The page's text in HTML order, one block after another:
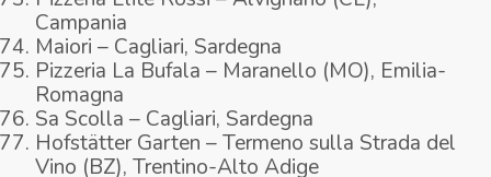
Campania
Maiori – Cagliari, Sardegna
Pizzeria La Bufala – Maranello (MO), Emilia-
Romagna
Sa Scolla – Cagliari, Sardegna
Hofstätter Garten – Termeno sulla Strada del
Vino (BZ), Trentino-Alto Adige